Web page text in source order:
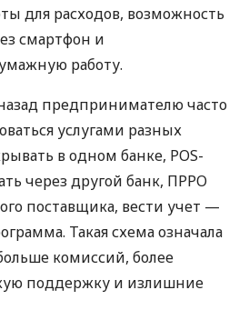
для расходов, возможность
смартфон и
работу.
предпринимателю часто
услугами разных
в одном банке, POS-
через другой банк, ПРРО
поставщика, вести учет —
Такая схема означала
комиссий, более
поддержку и излишние